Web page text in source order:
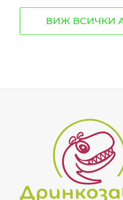
ВИЖ ВСИЧКИ